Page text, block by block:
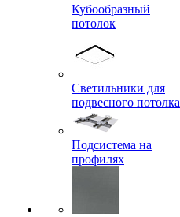
Кубообразный
потолок
Светильники для
подвесного потолка
Подсистема на
профилях